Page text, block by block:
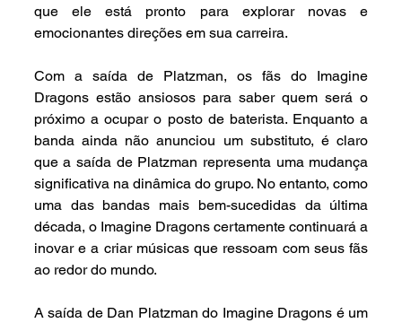
que ele está pronto para explorar novas e
emocionantes direções em sua carreira.
Com a saída de Platzman, os fãs do Imagine
Dragons estão ansiosos para saber quem será o
próximo a ocupar o posto de baterista. Enquanto a
banda ainda não anunciou um substituto, é claro
que a saída de Platzman representa uma mudança
significativa na dinâmica do grupo. No entanto, como
uma das bandas mais bem-sucedidas da última
década, o Imagine Dragons certamente continuará a
inovar e a criar músicas que ressoam com seus fãs
ao redor do mundo.
A saída de Dan Platzman do Imagine Dragons é um